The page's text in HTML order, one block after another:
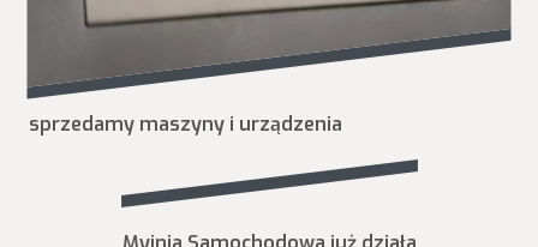
sprzedamy maszyny i urządzenia